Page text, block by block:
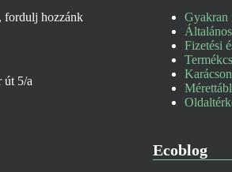
fordulj hozzánk
út 5/a
Gyakran
Fizetési
Ecoblog